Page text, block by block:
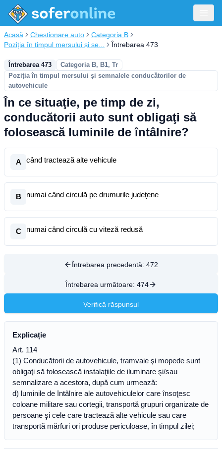
Acasă Chestionare auto
Categoria B
Poziția în timpul mersului și se...
Întrebarea 473
Întrebarea 473
Categoria B, B1, Tr
Poziția în timpul mersului și semnalele conducătorilor de
autovehicule
În ce situaţie, pe timp de zi,
conducătorii auto sunt obligaţi să
folosească luminile de întâlnire?
A când tractează alte vehicule
B numai când circulă pe drumurile judeţene
C numai când circulă cu viteză redusă
Întrebarea precedentă: 472
Întrebarea următoare: 474
Verifică răspunsul
Explicație
Art. 114
(1) Conducătorii de autovehicule, tramvaie şi mopede sunt
obligaţi să folosească instalaţiile de iluminare şi/sau
semnalizare a acestora, după cum urmează:
d) luminile de întâlnire ale autovehiculelor care însoţesc
coloane militare sau cortegii, transportă grupuri organizate de
persoane şi cele care tractează alte vehicule sau care
transportă mărfuri ori produse periculoase, în timpul zilei;